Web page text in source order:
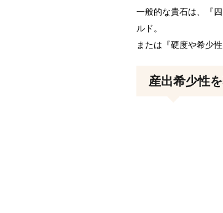
一般的な貴石は、『
ルド。
または『硬度や希少
産出希少性